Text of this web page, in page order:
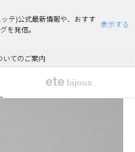
テ)公式最新情報や、おすす
を発信。
表示する
ポイント付与のご案内
のお届け状況について
いてのご案内
Items >>
ご案内
ご注意ください
ポイント付与のご案内
のお届け状況について